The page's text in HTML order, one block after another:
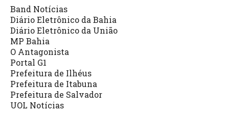
Band Notícias
Diário Eletrônico da Bahia
Diário Eletrônico da União
MP Bahia
O Antagonista
Portal G1
Prefeitura de Ilhéus
Prefeitura de Itabuna
Prefeitura de Salvador
UOL Notícias